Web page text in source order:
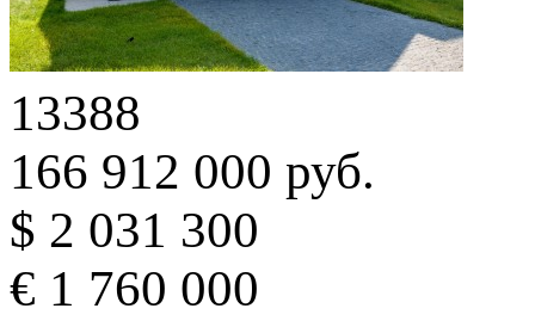
13388
166 912 000 руб.
$ 2 031 300
€ 1 760 000